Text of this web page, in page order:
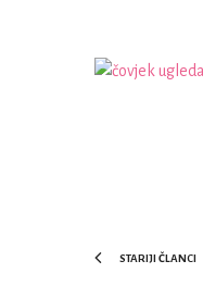
STARIJI ČLANCI